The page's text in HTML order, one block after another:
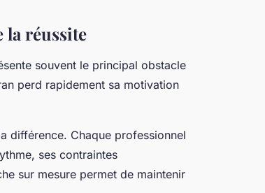
la réussite
souvent le principal obstacle
perd rapidement sa motivation
différence. Chaque professionnel
ses contraintes
sur mesure permet de maintenir